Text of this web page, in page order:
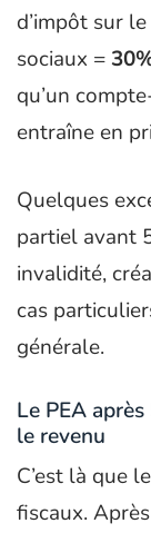
d’impôt sur
sociaux =
qu’un
entraîne en
Quelques
partiel avant
invalidité,
cas
générale.
Le PEA
le revenu
C’est là que
fiscaux.